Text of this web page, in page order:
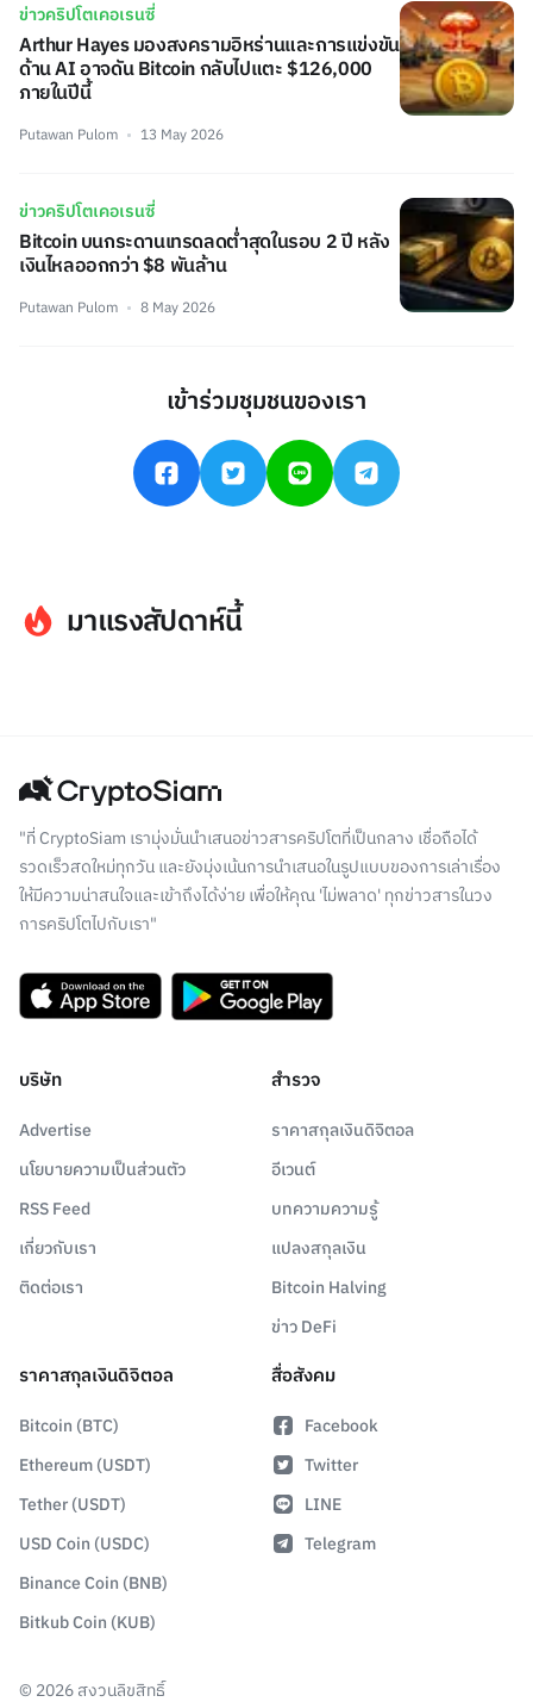
ข่าวคริปโตเคอเรนซี่
Arthur Hayes มองสงครามอิหร่านและการแข่งขัน
ด้าน AI อาจดัน Bitcoin กลับไปแตะ $126,000
ภายในปีนี้
Putawan Pulom 13 May 2026
ข่าวคริปโตเคอเรนซี่
Bitcoin บนกระดานเทรดลดต่ำสุดในรอบ 2 ปี หลัง
เงินไหลออกกว่า $8 พันล้าน
Putawan Pulom 8 May 2026
เข้าร่วมชุมชนของเรา
มาแรงสัปดาห์นี้
"ที่ CryptoSiam เรามุ่งมั่นนำเสนอข่าวสารคริปโตที่เป็นกลาง เชื่อถือได้
รวดเร็วสดใหม่ทุกวัน และยังมุ่งเน้นการนำเสนอในรูปแบบของการเล่าเรื่อง
ให้มีความน่าสนใจและเข้าถึงได้ง่าย เพื่อให้คุณ 'ไม่พลาด' ทุกข่าวสารในวง
การคริปโตไปกับเรา"
บริษัท
Advertise
นโยบายความเป็นส่วนตัว
RSS Feed
เกี่ยวกับเรา
ติดต่อเรา
สำรวจ
ราคาสกุลเงินดิจิตอล
อีเวนต์
บทความความรู้
แปลงสกุลเงิน
Bitcoin Halving
ข่าว DeFi
ราคาสกุลเงินดิจิตอล
Bitcoin (BTC)
Ethereum (USDT)
Tether (USDT)
USD Coin (USDC)
Binance Coin (BNB)
Bitkub Coin (KUB)
สื่อสังคม
Facebook
Twitter
LINE
Telegram
© 2026สงวนลิขสิทธิ์